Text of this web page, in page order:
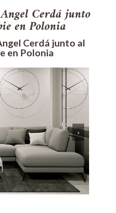
Cerdá junto
en Polonia
Cerdá junto al
en Polonia
›